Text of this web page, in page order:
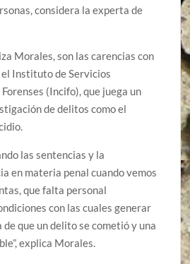
considera la experta de
Morales, son las carencias con
Instituto de Servicios
(Incifo), que juega un
de delitos como el
las sentencias y la
en materia penal cuando vemos
que falta personal
con las cuales generar
que un delito se cometió y una
explica Morales.